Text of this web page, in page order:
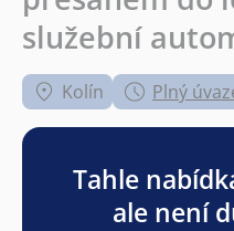
služební
Kolín Plný
Tahle
ale není